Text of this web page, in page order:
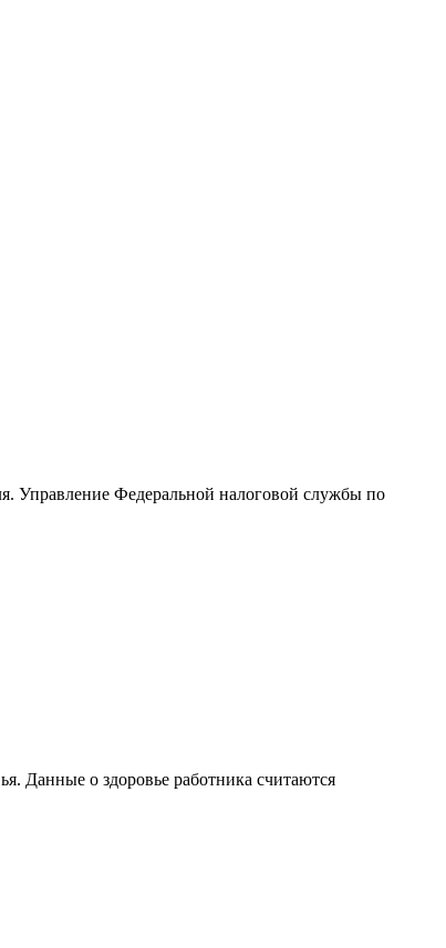
Управление Федеральной налоговой службы по
Данные о здоровье работника считаются